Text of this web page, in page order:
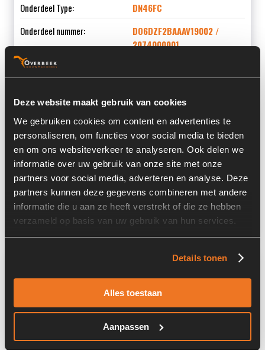
Deze website maakt gebruik van cookies
We gebruiken cookies om content en advertenties te
personaliseren, om functies voor social media te bieden
en om ons websiteverkeer te analyseren. Ook delen we
informatie over uw gebruik van onze site met onze
partners voor social media, adverteren en analyse. Deze
partners kunnen deze gegevens combineren met andere
informatie die u aan ze heeft verstrekt of die ze hebben
verzameld op basis van uw gebruik van hun services.
Details tonen
Alles toestaan
Aanpassen
Onderdeel Type:
DN46FC
Onderdeel nummer:
DO6DZF2BAAAV19002 /
2074000001
Informatie
Locatie:
4C9I
Serienummer:
3955041/16
Past op de volgende machines:
Kaweco
Land:
Nederland
Stock number: 7448-023
Brand: Bondioli & Pavesi
Type 1: DN46FC
S/N: 39550